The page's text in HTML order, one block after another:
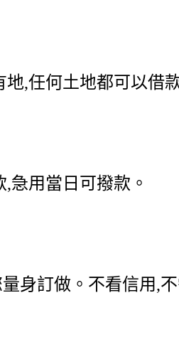
,任何土地都可以借
急用當日可撥款。
身訂做。不看信用,